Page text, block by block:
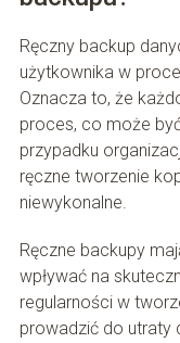
Ręczny backup
użytkownika w
Oznacza to, że
proces, co może
przypadku
ręczne tworzenie
niewykonalne.
Ręczne backupy
wpływać na
regularności w
prowadzić do utraty